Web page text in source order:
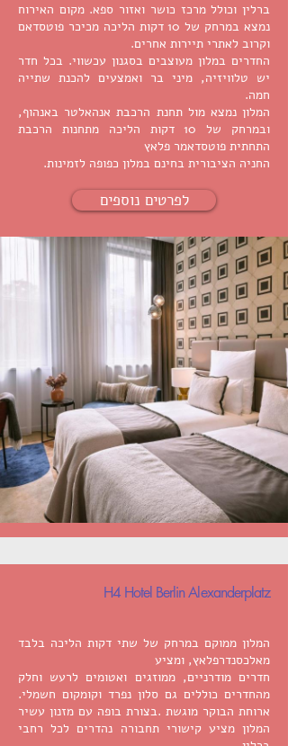
ברלין וכולל מרכז כושר ואזור ספא. מקום האירוח
נמצא במרחק של 10 דקות הליכה מכיכר פוטסדאם
וקרוב לאתרי תיירות אחרים.
החדרים במלון מעוצבים בסגנון עכשווי. בכל חדר
יש טלוויזיה, מיני בר ואמצעים להכנת שתייה
חמה.
המלון נמצא מול תחנת הרכבת אנהאלטר באנהוף,
ובמרחק של 10 דקות הליכה מתחנות הרכבת
התחתית פוטסדאמר פלאץ
החניה הציבורית בחינם במלון כפופה לזמינות.
לפרטים נוספים
H4 Hotel Berlin Alexanderplatz
המלון ממוקם במרחק של שתי דקות הליכה בלבד
מאלכסנדרפלאץ, ומציע
חדרים מודרניים, ממוזגים ואטומים לרעש וחלק
מהחדרים כוללים גם סלון נפרד וקומקום חשמלי.
ארוחת הבוקר מוגשת .בצורת בופה עם מזנון עשיר
המלון מציע קישורי תחבורה נהדרים לכל רחבי